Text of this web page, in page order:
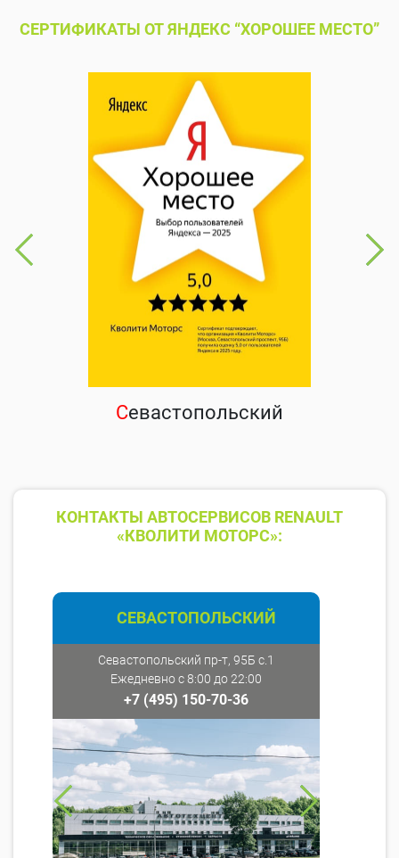
СЕРТИФИКАТЫ ОТ ЯНДЕКС “ХОРОШЕЕ МЕСТО”
Севастопольский
КОНТАКТЫ АВТОСЕРВИСОВ RENAULT
«КВОЛИТИ МОТОРС»:
СЕВАСТОПОЛЬСКИЙ
Севастопольский пр-т, 95Б с.1
Ежедневно с 8:00 до 22:00
+7 (495) 150-70-36